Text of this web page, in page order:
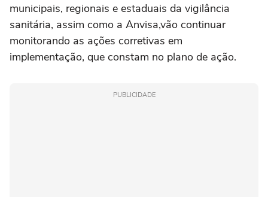
municipais, regionais e estaduais da vigilância
sanitária, assim como a Anvisa,vão continuar
monitorando as ações corretivas em
implementação, que constam no plano de ação.
PUBLICIDADE